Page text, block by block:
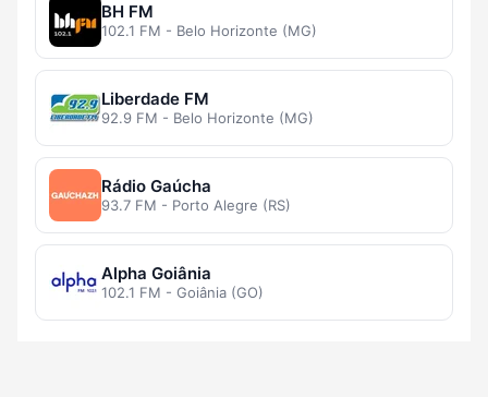
BH FM
102.1 FM - Belo Horizonte (MG)
Liberdade FM
92.9 FM - Belo Horizonte (MG)
Rádio Gaúcha
93.7 FM - Porto Alegre (RS)
Alpha Goiânia
102.1 FM - Goiânia (GO)